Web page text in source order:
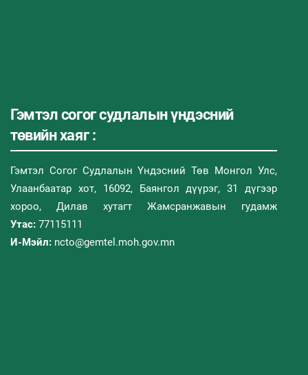
Гэмтэл согог судлалын үндэсний
төвийн хаяг :
Гэмтэл Согог Судлалын Үндэсний Төв Монгол Улс,
Улаанбаатар хот, 16092, Баянгол дүүрэг, 31 дүгээр
хороо, Дилав хутагт Жамсранжавын гудамж
Утас: 77115111
И-Мэйл: ncto@gemtel.moh.gov.mn